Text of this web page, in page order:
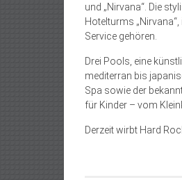
und „Nirvana“. Die
Hotelturms
Service gehören.
Drei Pools, eine
mediterran bis
Spa sowie der
für Kinder – vom
Derzeit wirbt Hard